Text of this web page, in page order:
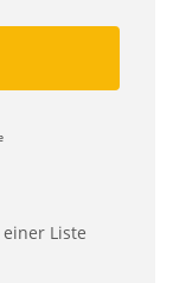
Liste